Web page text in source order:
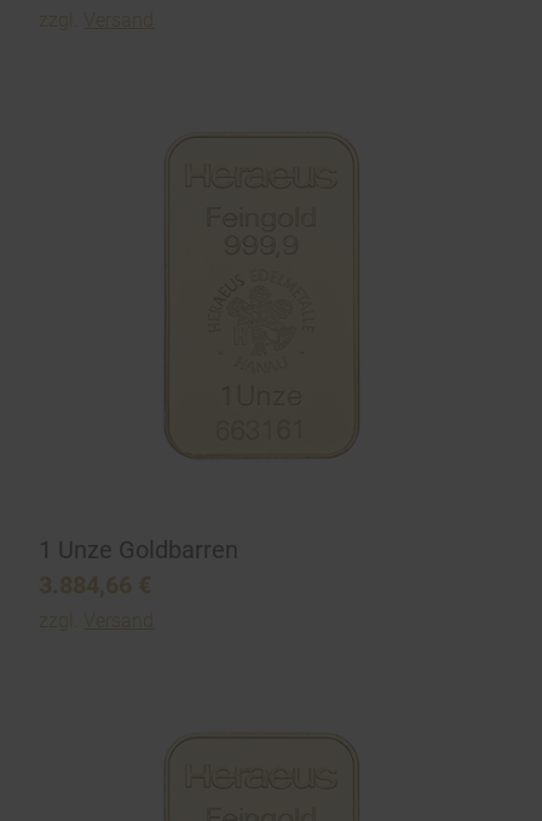
zzgl. Versand
1 Unze Goldbarren
3.884,66 €
zzgl. Versand